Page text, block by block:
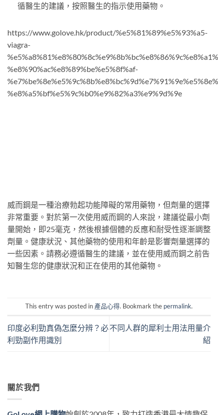
循醫生的建議，按照醫生的指示使用藥物。
https://www.golove.hk/product/%e5%81%89%e5%93%a5-
viagra-
%e8%90%ac%e8%89%be%e5%8f%af-
%e8%a5%bf%e5%9c%b0%e9%82%a3%e9%9d%9e
威而鋼是一種治療勃起功能障礙的常用藥物，但劑量的選擇
非常重要。對於第一次使用威而鋼的人來說，建議從最小劑
量開始，即25毫克，然後根據個體的反應和耐受性逐漸調整
劑量。健康狀況、其他藥物的使用和年齡是影響劑量選擇的
一些因素。請務必遵循醫生的建議，並在使用威而鋼之前告
知醫生您的健康狀況和正在使用的其他藥物。
This entry was posted in 產品心得. Bookmark the permalink.
印度必利勁真偽怎麼分辨？必
利勁副作用識別
不同人群的犀利士用法用量介
紹
關於我們